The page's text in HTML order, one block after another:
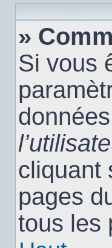
»
Si vous
cliquant
pages
tous les